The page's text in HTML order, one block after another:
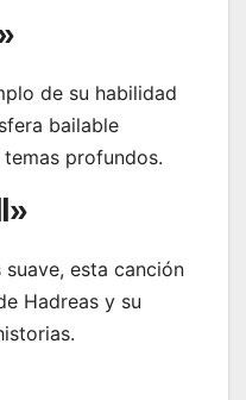
de su habilidad
bailable
profundos.
esta canción
Hadreas y su